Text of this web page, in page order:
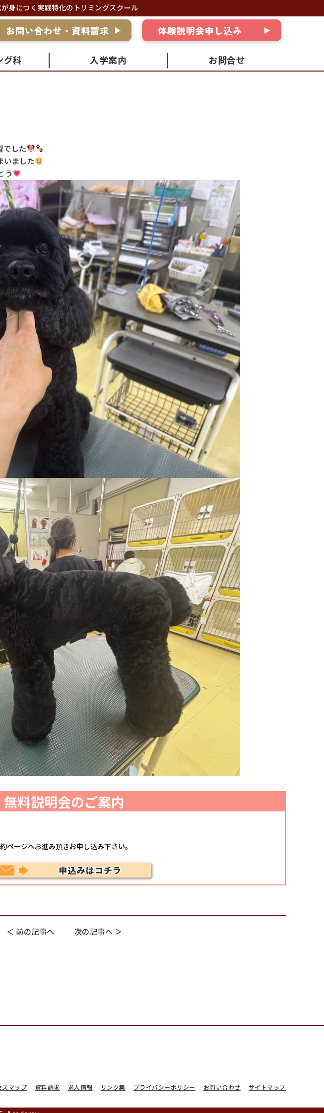
身につく実践特化のトリミングスクール
グ科 入学案内 お問合せ
でした
いました
う
無料説明会のご案内
ページへお進み頂きお申し込み下さい。
＜ 前の記事へ 次の記事へ ＞
スマップ 資料請求 求人情報 リンク集 プライバシーポリシー お問い合わせ サイトマップ